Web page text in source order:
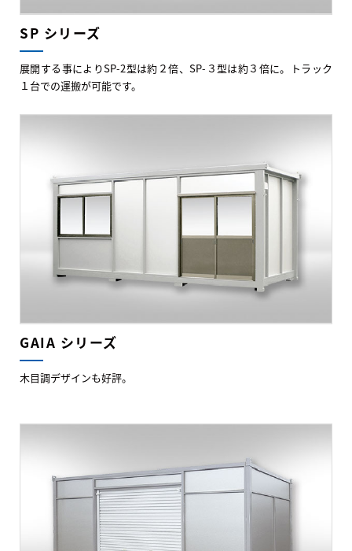
SP シリーズ
展開する事によりSP-2型は約２倍、SP-３型は約３倍に。トラック
１台での運搬が可能です。
GAIA シリーズ
木目調デザインも好評。